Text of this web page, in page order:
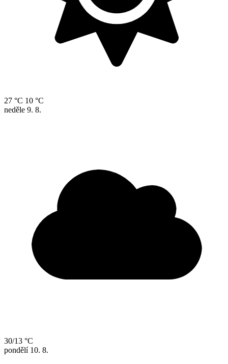
27 °C 10 °C
neděle 9. 8.
30/13 °C
pondělí 10. 8.